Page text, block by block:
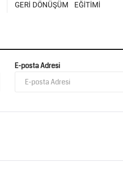
GERİ DÖNÜŞÜM EĞİTİMİ
E-posta Adresi